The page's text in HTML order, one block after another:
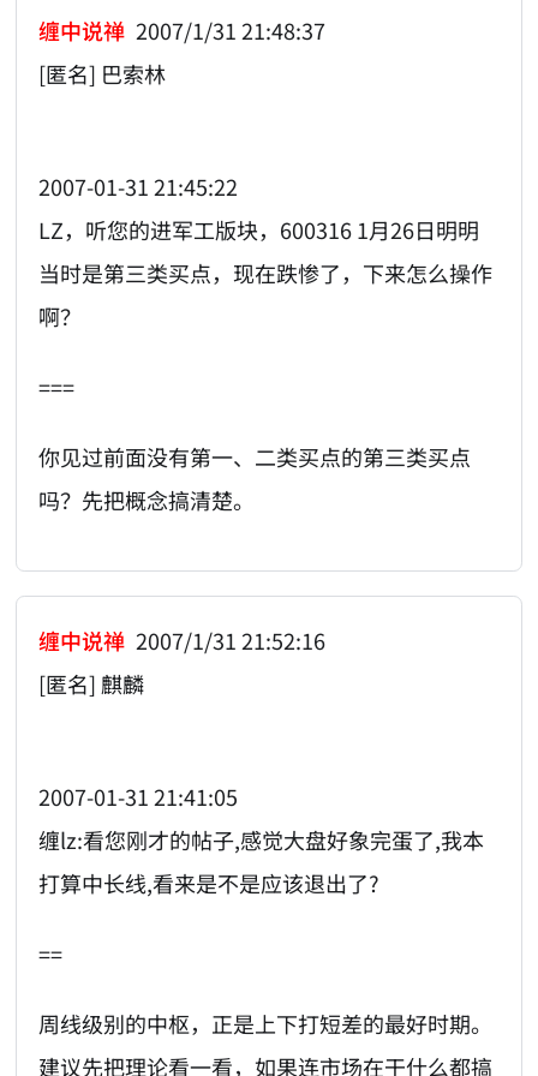
缠中说禅 2007/1/31 21:48:37
[匿名] 巴索林
2007-01-31 21:45:22
LZ，听您的进军工版块，600316 1月26日明明
当时是第三类买点，现在跌惨了，下来怎么操作
啊？
===
你见过前面没有第一、二类买点的第三类买点
吗？先把概念搞清楚。
缠中说禅 2007/1/31 21:52:16
[匿名] 麒麟
2007-01-31 21:41:05
缠lz:看您刚才的帖子,感觉大盘好象完蛋了,我本
打算中长线,看来是不是应该退出了?
==
周线级别的中枢，正是上下打短差的最好时期。
建议先把理论看一看，如果连市场在干什么都搞